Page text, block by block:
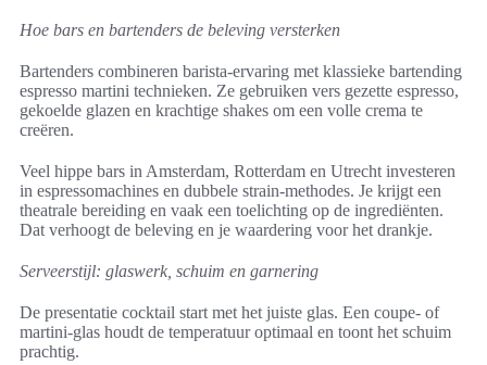
Hoe bars en bartenders de beleving versterken
Bartenders combineren barista-ervaring met klassieke bartending
espresso martini technieken. Ze gebruiken vers gezette espresso,
gekoelde glazen en krachtige shakes om een volle crema te
creëren.
Veel hippe bars in Amsterdam, Rotterdam en Utrecht investeren
in espressomachines en dubbele strain-methodes. Je krijgt een
theatrale bereiding en vaak een toelichting op de ingrediënten.
Dat verhoogt de beleving en je waardering voor het drankje.
Serveerstijl: glaswerk, schuim en garnering
De presentatie cocktail start met het juiste glas. Een coupe- of
martini-glas houdt de temperatuur optimaal en toont het schuim
prachtig.